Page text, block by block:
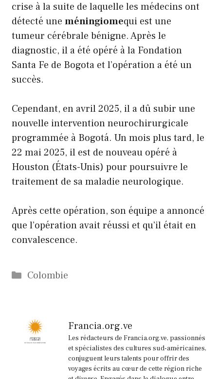
crise à la suite de laquelle les médecins ont
détecté une méningiomequi est une
tumeur cérébrale bénigne. Après le
diagnostic, il a été opéré à la Fondation
Santa Fe de Bogota et l’opération a été un
succès.
Cependant, en avril 2025, il a dû subir une
nouvelle intervention neurochirurgicale
programmée à Bogotá. Un mois plus tard, le
22 mai 2025, il est de nouveau opéré à
Houston (États-Unis) pour poursuivre le
traitement de sa maladie neurologique.
Après cette opération, son équipe a annoncé
que l’opération avait réussi et qu’il était en
convalescence.
Catégories
Colombie
Francia.org.ve
Les rédacteurs de Francia.org.ve, passionnés
et spécialistes des cultures sud-américaines,
conjuguent leurs talents pour offrir des
voyages écrits au cœur de cette région riche